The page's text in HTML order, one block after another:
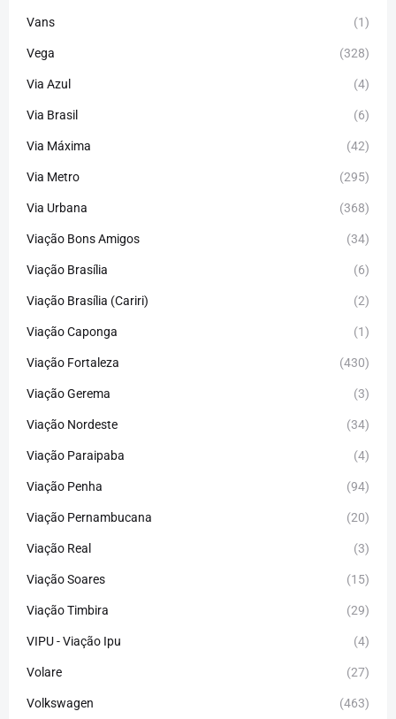
Vans (1)
Vega (328)
Via Azul (4)
Via Brasil (6)
Via Máxima (42)
Via Metro (295)
Via Urbana (368)
Viação Bons Amigos (34)
Viação Brasília (6)
Viação Brasília (Cariri) (2)
Viação Caponga (1)
Viação Fortaleza (430)
Viação Gerema (3)
Viação Nordeste (34)
Viação Paraipaba (4)
Viação Penha (94)
Viação Pernambucana (20)
Viação Real (3)
Viação Soares (15)
Viação Timbira (29)
VIPU - Viação Ipu (4)
Volare (27)
Volkswagen (463)